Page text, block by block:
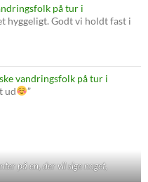
på tur i
hyggeligt. Godt vi holdt fast i
vandringsfolk på tur i
ud ”
på en, der vil sige noget,